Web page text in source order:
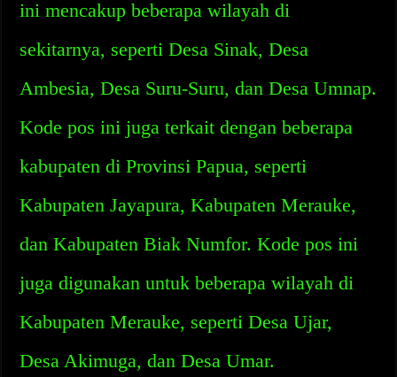
ini mencakup beberapa wilayah di
sekitarnya, seperti Desa Sinak, Desa
Ambesia, Desa Suru-Suru, dan Desa Umnap.
Kode pos ini juga terkait dengan beberapa
kabupaten di Provinsi Papua, seperti
Kabupaten Jayapura, Kabupaten Merauke,
dan Kabupaten Biak Numfor. Kode pos ini
juga digunakan untuk beberapa wilayah di
Kabupaten Merauke, seperti Desa Ujar,
Desa Akimuga, dan Desa Umar.